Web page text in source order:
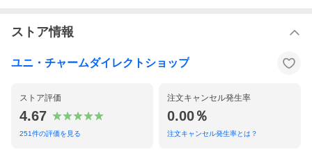
ストア情報
ユニ・チャームダイレクトショップ
ストア評価
4.67
251件の評価を見る
注文キャンセル発生率
0.00％
注文キャンセル発生率とは？